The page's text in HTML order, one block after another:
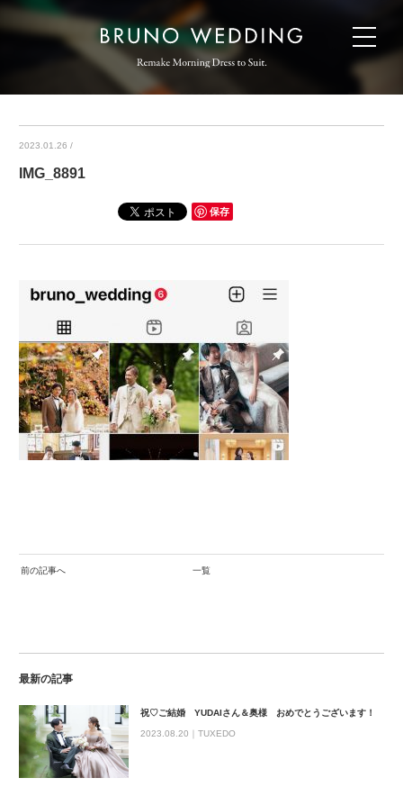
2023.01.26 /
IMG_8891
保存
前の記事へ 一覧
最新の記事
祝♡ご結婚 YUDAIさん＆奥様 おめでとうございます！
2023.08.20｜TUXEDO